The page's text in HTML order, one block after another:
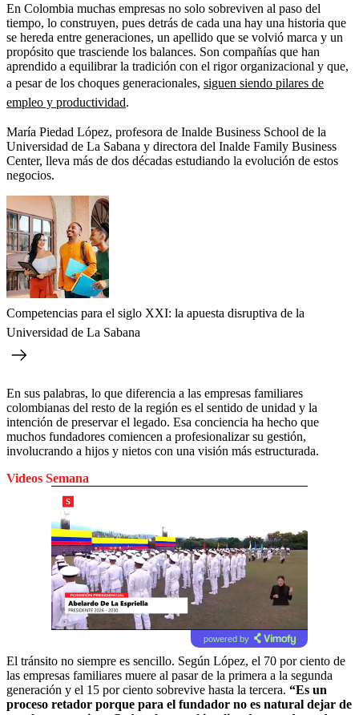
En Colombia muchas empresas no solo sobreviven al paso del
tiempo, lo construyen, pues detrás de cada una hay una historia que
se hereda entre generaciones, un apellido que se volvió marca y un
propósito que trasciende los balances. Son compañías que han
aprendido a equilibrar la tradición con el rigor organizacional y que,
a pesar de los choques generacionales, siguen siendo pilares de
empleo y productividad.
María Piedad López, profesora de Inalde Business School de la
Universidad de La Sabana y directora del Inalde Family Business
Center, lleva más de dos décadas estudiando la evolución de estos
negocios.
Competencias para el siglo XXI: la apuesta disruptiva de la
Universidad de La Sabana
En sus palabras, lo que diferencia a las empresas familiares
colombianas del resto de la región es el sentido de unidad y la
intención de preservar el legado. Esa conciencia ha hecho que
muchos fundadores comiencen a profesionalizar su gestión,
involucrando a hijos y nietos con una visión más estructurada.
Videos Semana
powered by
El tránsito no siempre es sencillo. Según López, el 70 por ciento de
las empresas familiares muere al pasar de la primera a la segunda
generación y el 15 por ciento sobrevive hasta la tercera. “Es un
proceso retador porque para el fundador no es natural dejar de